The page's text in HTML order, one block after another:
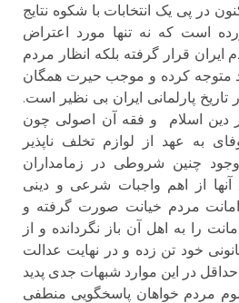
در پی یک انتخابات با شکوه نتایج
است که نه تنها مورد اعتراض
ایران قرار گرفته بلکه انظار مردم
متوجه کرده و موجب حیرت همگان
پارلمانی ایران بی نظیر است.
دین اسلام و فقه آن اصولی چون
به عهد از لوازم تخلف ناپذیر
چنین شروطی در زمامداران
از اهم واجبات شرعی و دینی
مردم خیانت صورت گرفته و
را به اهل آن باز نگردانده و از
خود تن زده و در نهایت عدالت
در این موارد شبهات جدی پدید
مردم خواهان پاسخگویی منطفی